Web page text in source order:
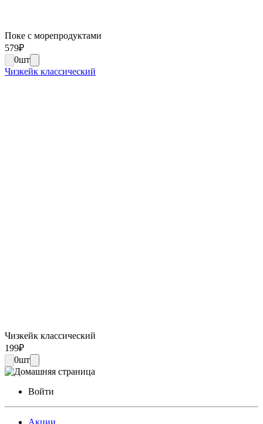
Поке с морепродуктами
579₽
0шт
Чизкейк классический
Чизкейк классический
199₽
0шт
Войти
Акции